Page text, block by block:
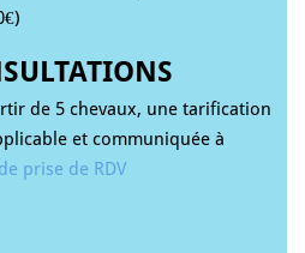
de 5 chevaux, une tarification
et communiquée à
prise de RDV